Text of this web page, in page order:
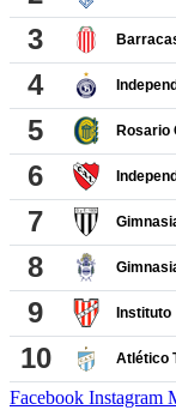
Facebook Instagram